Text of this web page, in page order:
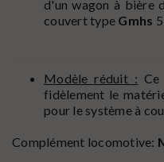
d'un wagon à bière
couvert type Gmhs
Modèle réduit :
fidèlement le
pour le système à
Complément locomotive: